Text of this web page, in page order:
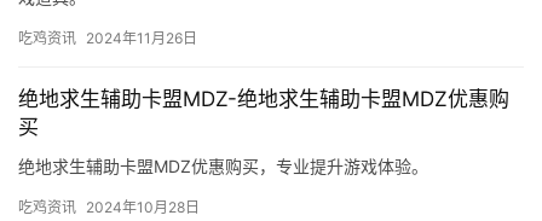
吃鸡资讯 2024年11月26日
绝地求生辅助卡盟MDZ-绝地求生辅助卡盟MDZ优惠购
买
绝地求生辅助卡盟MDZ优惠购买，专业提升游戏体验。
吃鸡资讯 2024年10月28日